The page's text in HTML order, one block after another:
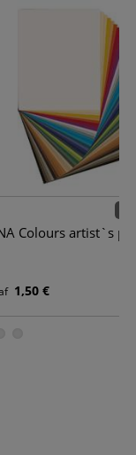
Colours artist`s
1,50 €